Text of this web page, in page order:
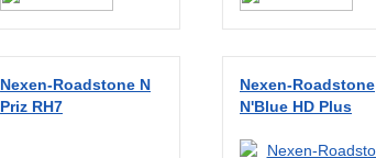
Nexen-Roadstone N
Priz RH7
Nexen-Roadstone
N'Blue HD Plus